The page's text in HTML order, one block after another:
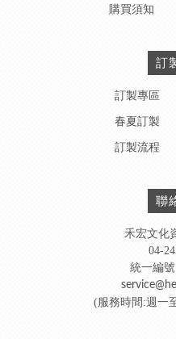
購買須知
訂
訂製專區
春夏訂製
訂製流程
聯
禾宏文化
04-
統一編號
(服務時間:週一